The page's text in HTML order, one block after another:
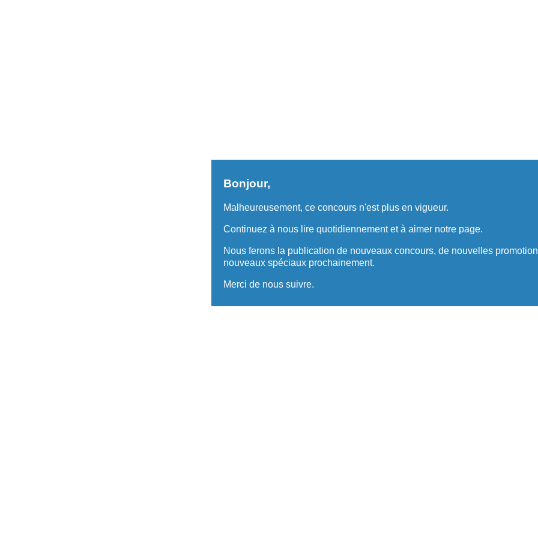
Bonjour,
Malheureusement, ce concours n'est plus en vigueur.
Continuez à nous lire quotidiennement et à aimer notre page.
Nous ferons la publication de nouveaux concours, de nouvelles
nouveaux spéciaux prochainement.
Merci de nous suivre.